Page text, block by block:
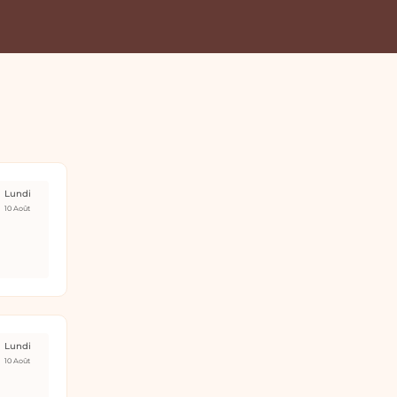
Lundi
10 Août
Lundi
10 Août